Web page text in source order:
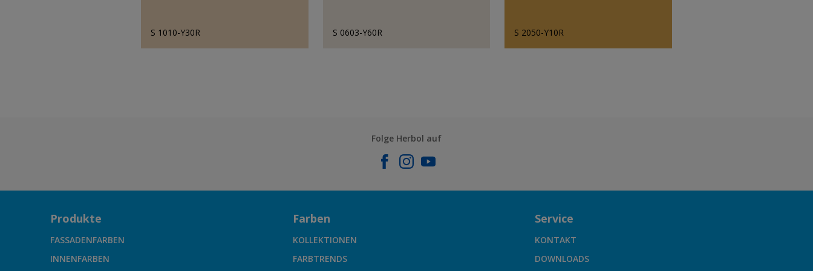
S 1010-Y30R S 0603-Y60R S 2050-Y10R
Folge Herbol auf
Produkte
FASSADENFARBEN
INNENFARBEN
Farben
KOLLEKTIONEN
FARBTRENDS
Service
KONTAKT
DOWNLOADS